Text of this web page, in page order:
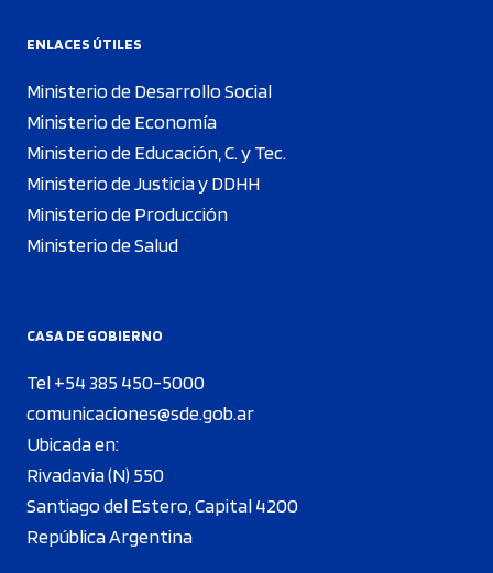
ENLACES ÚTILES
Ministerio de Desarrollo Social
Ministerio de Economía
Ministerio de Educación, C. y Tec.
Ministerio de Justicia y DDHH
Ministerio de Producción
Ministerio de Salud
CASA DE GOBIERNO
Tel +54 385 450-5000
comunicaciones@sde.gob.ar
Ubicada en:
Rivadavia (N) 550
Santiago del Estero, Capital 4200
República Argentina